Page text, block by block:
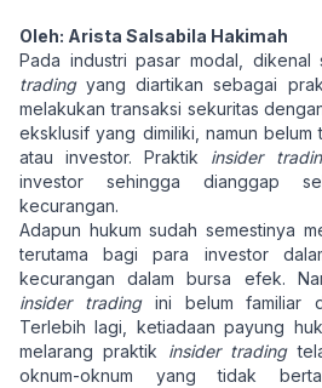
Oleh: Arista Salsabila Hakimah
Pada industri pasar modal, dikenal
tradingyang diartikan sebagai
melakukan transaksi sekuritas
eksklusif yang dimiliki, namun
atau investor. Praktik insider
investor sehingga dianggap
kecurangan.
Adapun hukum sudah semestinya
terutama bagi para investor
kecurangan dalam bursa efek.
insider tradingini belum familiar
Terlebih lagi, ketiadaan payung
melarang praktik insider trading
oknum-oknum yang tidak